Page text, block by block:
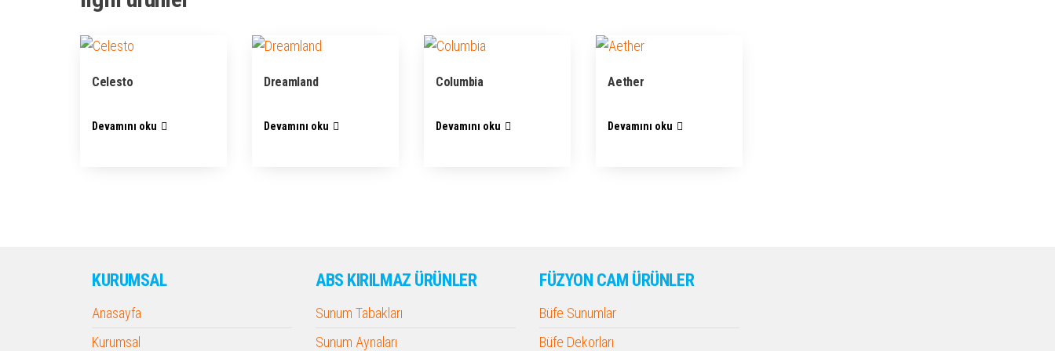
Celesto
Devamını oku
Dreamland
Devamını oku
Columbia
Devamını oku
Aether
Devamını oku
KURUMSAL
Anasayfa
Kurumsal
ABS KIRILMAZ ÜRÜNLER
Sunum Tabakları
Sunum Aynaları
FÜZYON CAM ÜRÜNLER
Büfe Sunumlar
Büfe Dekorları